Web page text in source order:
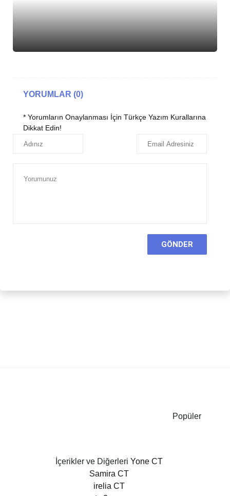
YORUMLAR (0)
* Yorumların Onaylanması İçin Türkçe Yazım Kurallarına
Dikkat Edin!
Popüler
İçerikler ve Diğerleri Yone CT
Samira CT
irelia CT